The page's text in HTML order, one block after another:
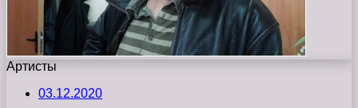
Артисты
03.12.2020